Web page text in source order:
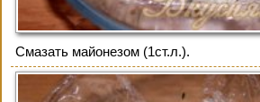
Смазать майонезом (1ст.л.).